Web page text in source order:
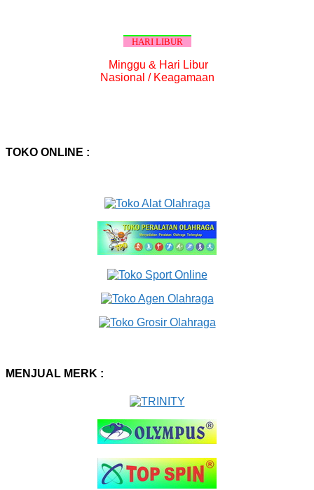
HARI LIBUR
Minggu & Hari Libur
Nasional / Keagamaan
TOKO ONLINE :
MENJUAL MERK :